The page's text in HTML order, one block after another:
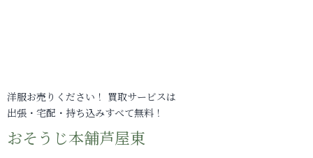
洋服お売りください！ 買取サービスは
出張・宅配・持ち込みすべて無料！
おそうじ本舗芦屋東